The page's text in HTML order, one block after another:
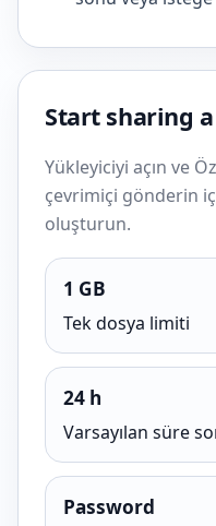
Start sharing
Yükleyiciyi açın ve
çevrimiçi gönderin
oluşturun.
1 GB
Tek dosya limiti
24 h
Varsayılan süre
Password